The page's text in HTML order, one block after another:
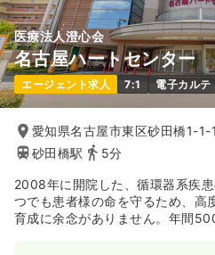
医療法人澄心会
名古屋ハートセンター
エージェント求人 7:1 電子カルテ
愛知県名古屋市東区砂田橋1-1-
砂田橋駅
5分
2008年に開院した、循環器系疾
つでも患者様の命を守るため、高
育成に余念がありません。年間